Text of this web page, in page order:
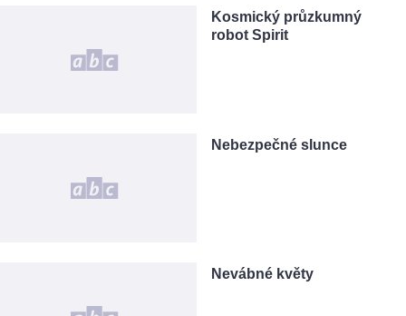
Kosmický průzkumný
robot Spirit
Nebezpečné slunce
Nevábné květy